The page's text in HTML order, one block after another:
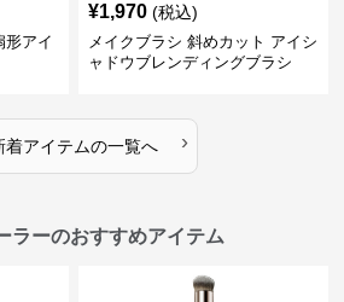
形アイ
¥1,970 (税込)
メイクブラシ 斜めカット アイシ
ャドウブレンディングブラシ
着アイテムの一覧へ ›
ラーのおすすめアイテム